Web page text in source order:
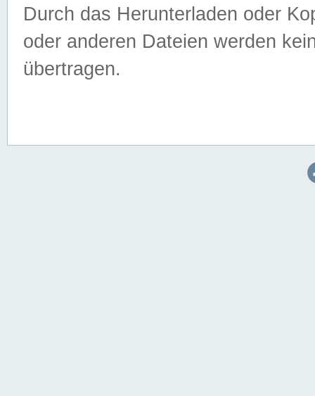
Durch das Herunterladen oder
oder anderen Dateien werden
übertragen.